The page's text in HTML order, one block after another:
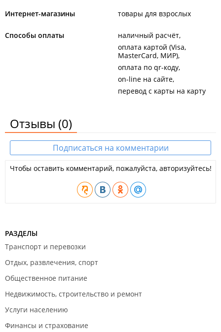
Интернет-магазины товары для взрослых
Способы оплаты
наличный расчёт
оплата картой (Visa,
MasterCard, МИР)
оплата по qr-коду
on-line на сайте
перевод с карты на карту
Отзывы (0)
Подписаться на комментарии
Чтобы оставить комментарий, пожалуйста, авторизуйтесь!
РАЗДЕЛЫ
Транспорт и перевозки
Отдых, развлечения, спорт
Общественное питание
Недвижимость, строительство и ремонт
Услуги населению
Финансы и страхование